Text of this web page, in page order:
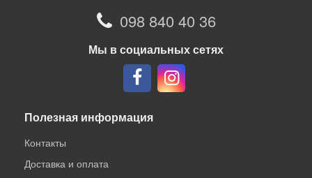
098 840 40 36
Мы в социальных сетях
Полезная информация
Контакты
Доставка и оплата